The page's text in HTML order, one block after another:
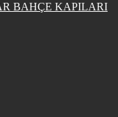
BAHÇE KAPILARI